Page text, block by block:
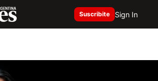
Suscribite Sign In